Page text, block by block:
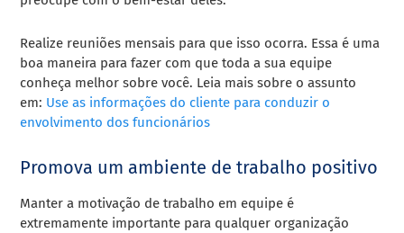
Realize reuniões mensais para que isso ocorra. Essa é uma
boa maneira para fazer com que toda a sua equipe
conheça melhor sobre você. Leia mais sobre o assunto
em: Use as informações do cliente para conduzir o
envolvimento dos funcionários
Promova um ambiente de trabalho positivo
Manter a motivação de trabalho em equipe é
extremamente importante para qualquer organização